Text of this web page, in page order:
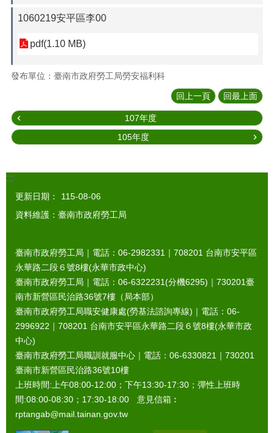
1060219安平區李00
pdf(1.10 MB)
發布單位：臺南市政府勞工局勞安福利科
回上一頁 回最上面
107年度
105年度
:::
更新日期：
115-08-06
資料維護：臺南市政府勞工局
臺南市政府勞工局｜電話：06-2982331｜ 708201 台南市安平區
永華路二段６號8樓(永華市政中心)
臺南市政府勞工局｜電話：06-6322231(分機6295)｜ 730201臺
南市新營區民治路36號7樓（局本部）
臺南市政府勞工局職安健康處(勞基法諮詢專線)｜電話：06-
2996922｜ 708201 台南市安平區永華路二段６號8樓(永華市政
中心)
臺南市政府勞工局職訓就服中心｜電話：06-6330821｜ 730201
臺南市新營區民治路36號10樓
上班時間:上午08:00-12:00；下午13:30-17:30；彈性上班時
間:08:00-08:30；17:30-18:00 意見信箱︰
rptangab@mail.tainan.gov.tw